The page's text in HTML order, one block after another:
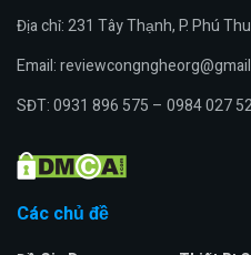
Địa chỉ: 231 Tây Thạnh, P. Phú
Email:
SĐT: 0931 896 575 – 0984 027
Các chủ đề